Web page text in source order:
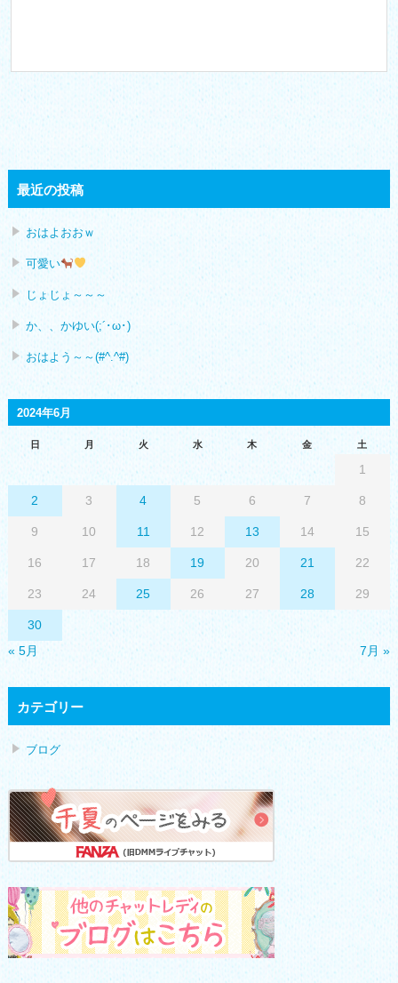
最近の投稿
おはよおおｗ
可愛い
じょじょ～～～
か、、かゆい(;´･ω･)
おはよう～～(#^.^#)
2024年6月
日 月 火 水 木 金 土
« 5月 7月 »
1
2 3 4 5 6 7 8
9 10 11 12 13 14 15
16 17 18 19 20 21 22
23 24 25 26 27 28 29
30
カテゴリー
ブログ